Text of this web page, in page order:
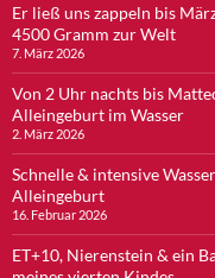
Er ließ uns zappeln bis
4500 Gramm zur Welt
7. März 2026
Von 2 Uhr nachts bis
Alleingeburt im Wasser
2. März 2026
Schnelle & intensive
Alleingeburt
16. Februar 2026
ET+10, Nierenstein & ein